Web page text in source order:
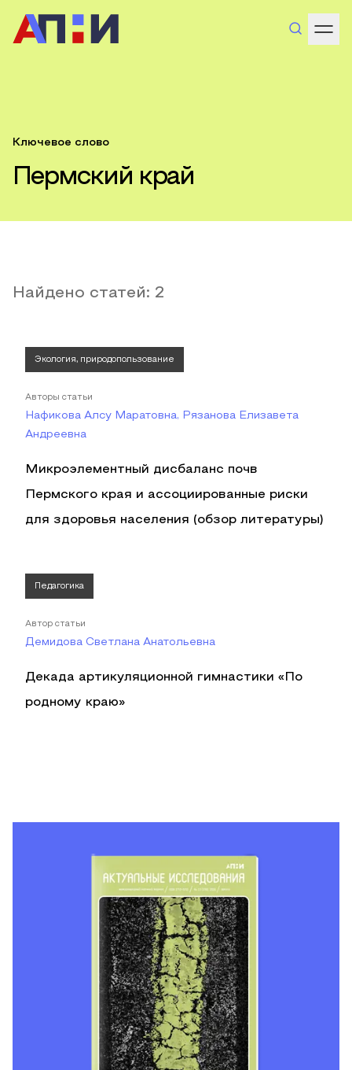
Ключевое слово
Пермский край
Найдено статей: 2
Экология, природопользование
Авторы статьи
Нафикова Алсу Маратовна, Рязанова Елизавета
Андреевна
Микроэлементный дисбаланс почв
Пермского края и ассоциированные риски
для здоровья населения (обзор литературы)
Педагогика
Автор статьи
Демидова Светлана Анатольевна
Декада артикуляционной гимнастики «По
родному краю»